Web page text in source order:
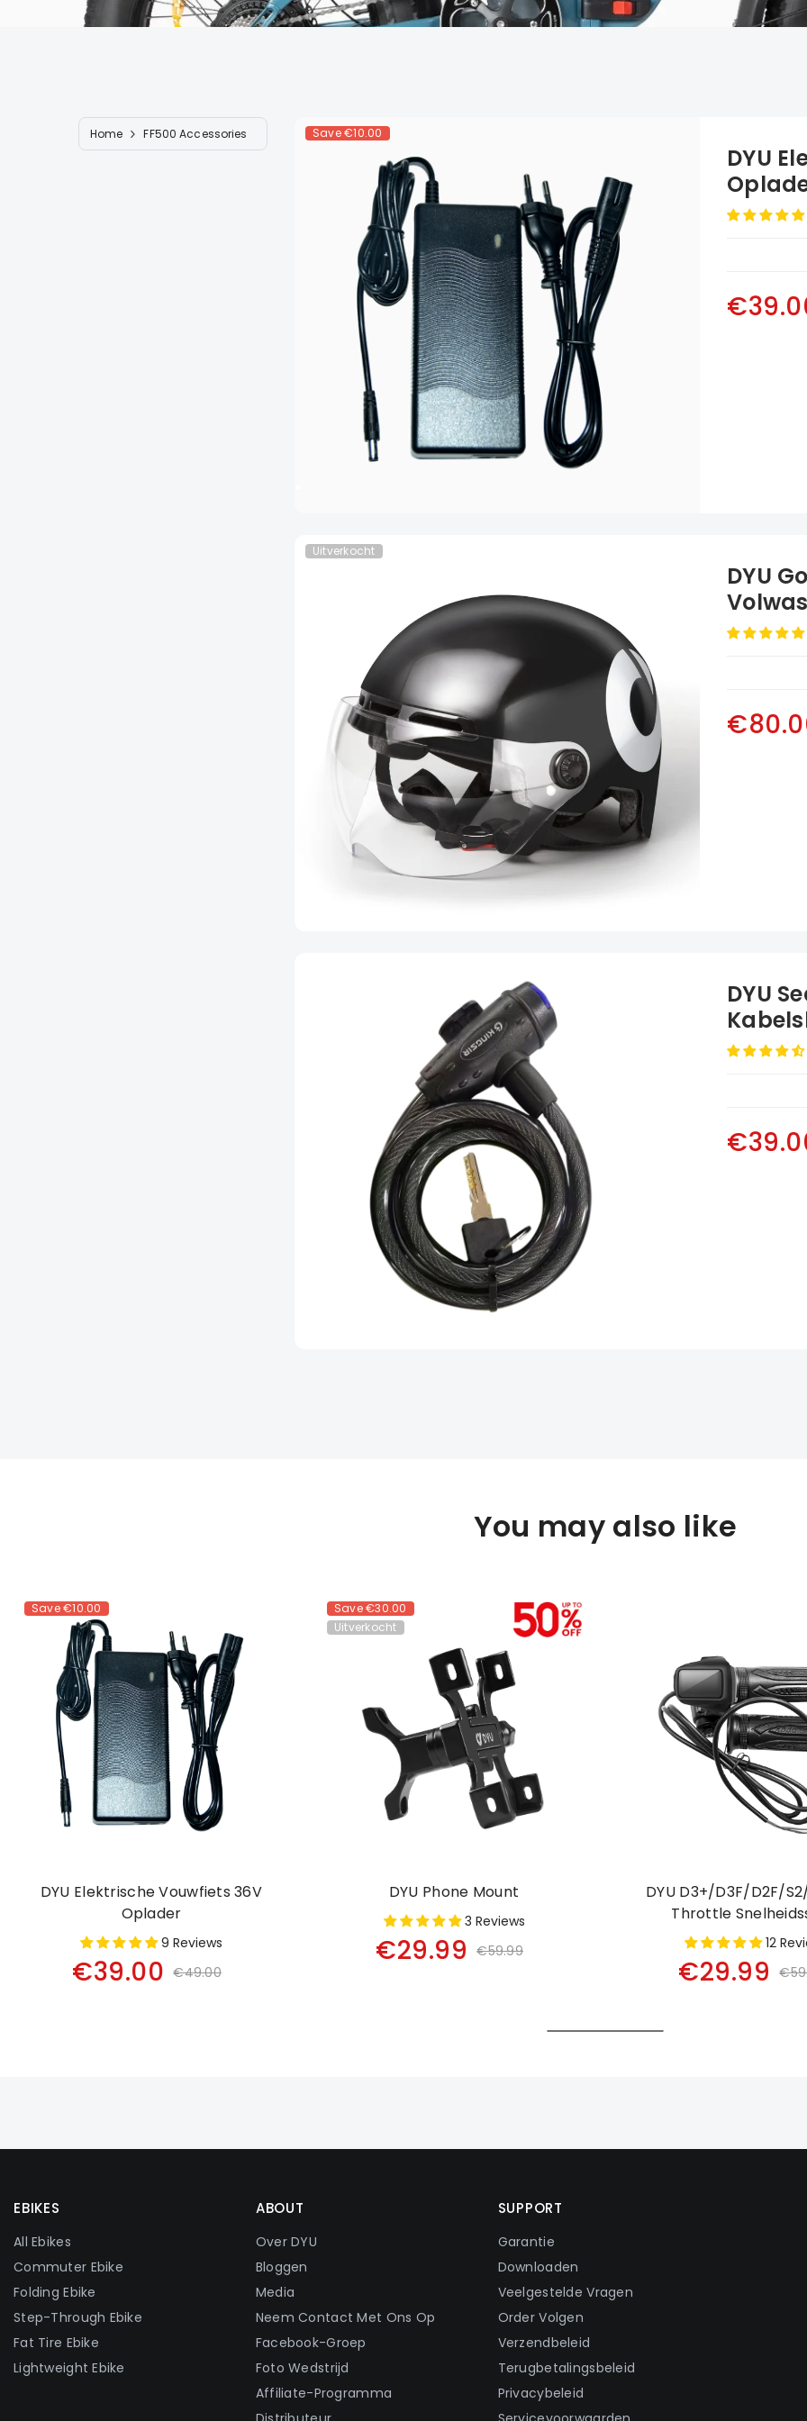
Home FF500 Accessories Save€10.00
DYU
Uitverkocht
DYU
Helm
DYU
You may also like
Save€10.00
DYU Elektrische Vouwfiets 36V
Oplader
9 Reviews
€39.00 €49.00
Save€30.00
Uitverkocht
DYU Phone Mount
3 Reviews
€29.99 €59.99
DYU D3+/D3F/D2F/
Throttle
12
€29.99
EBIKES
All Ebikes
Commuter Ebike
Folding Ebike
Step-Through Ebike
Fat Tire Ebike
Lightweight Ebike
ABOUT
Over DYU
Bloggen
Media
Neem Contact Met Ons Op
Facebook-Groep
Foto Wedstrijd
Affiliate-Programma
SUPPORT
Garantie
Downloaden
Veelgestelde Vragen
Order Volgen
Verzendbeleid
Terugbetalingsbeleid
Privacybeleid